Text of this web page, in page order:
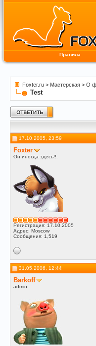
Правила
Foxter.ru > Мастерская > О
Test
17.10.2005, 23:59
Foxter
Он иногда здесь!!.
Регистрация: 17.10.2005
Адрес: Moscow
Сообщения: 1,519
31.05.2006, 12:44
Barkoff
admin